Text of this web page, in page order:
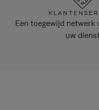
Een toegewijd netwerk
uw